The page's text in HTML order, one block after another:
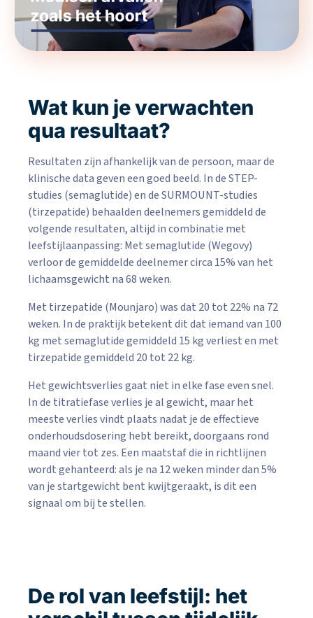
Wat kun je verwachten
qua resultaat?
Resultaten zijn afhankelijk van de persoon, maar de
klinische data geven een goed beeld. In de STEP-
studies (semaglutide) en de SURMOUNT-studies
(tirzepatide) behaalden deelnemers gemiddeld de
volgende resultaten, altijd in combinatie met
leefstijlaanpassing: Met semaglutide (Wegovy)
verloor de gemiddelde deelnemer circa 15% van het
lichaamsgewicht na 68 weken.
Met tirzepatide (Mounjaro) was dat 20 tot 22% na 72
weken. In de praktijk betekent dit dat iemand van 100
kg met semaglutide gemiddeld 15 kg verliest en met
tirzepatide gemiddeld 20 tot 22 kg.
Het gewichtsverlies gaat niet in elke fase even snel.
In de titratiefase verlies je al gewicht, maar het
meeste verlies vindt plaats nadat je de effectieve
onderhoudsdosering hebt bereikt, doorgaans rond
maand vier tot zes. Een maatstaf die in richtlijnen
wordt gehanteerd: als je na 12 weken minder dan 5%
van je startgewicht bent kwijtgeraakt, is dit een
signaal om bij te stellen.
De rol van leefstijl: het